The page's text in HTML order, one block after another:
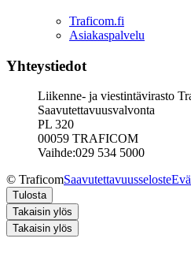
Traficom.fi
Asiakaspalvelu
Yhteystiedot
Liikenne- ja viestintävirasto
Saavutettavuusvalvonta
PL 320
00059 TRAFICOM
Vaihde:029 534 5000
© TraficomSaavutettavuusseloste
Tulosta
Takaisin ylös
Takaisin ylös